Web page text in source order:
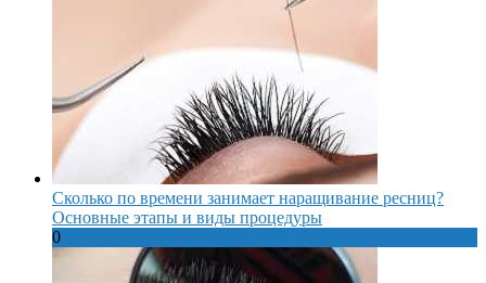
Сколько по времени занимает наращивание ресниц?
Основные этапы и виды процедуры
0